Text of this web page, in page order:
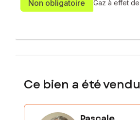
Non obligatoire Gaz à effet
Ce bien a été